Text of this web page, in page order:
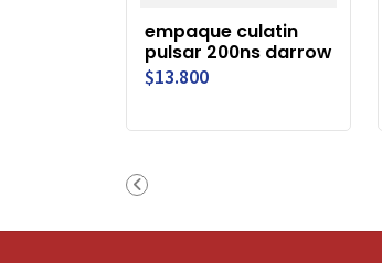
empaque culatin
pulsar 200ns darrow
$13.800